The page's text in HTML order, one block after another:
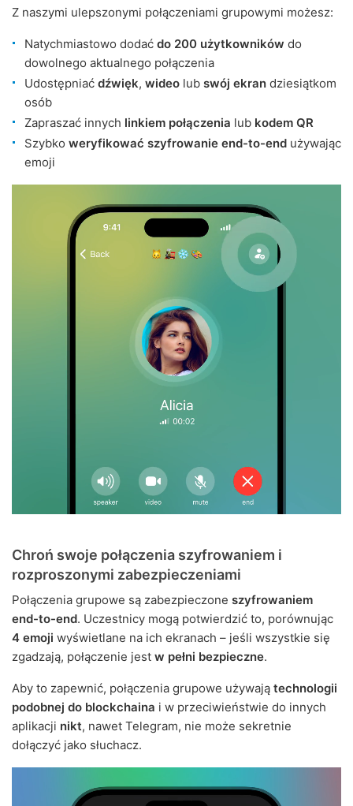
Z naszymi ulepszonymi połączeniami grupowymi możesz:
Natychmiastowo dodać do 200 użytkowników do
dowolnego aktualnego połączenia
Udostępniać dźwięk, wideo lub swój ekran dziesiątkom
osób
Zapraszać innych linkiem połączenia lub kodem QR
Szybko weryfikować szyfrowanie end-to-end używając
emoji
Chroń swoje połączenia szyfrowaniem i
rozproszonymi zabezpieczeniami
Połączenia grupowe są zabezpieczone szyfrowaniem
end-to-end. Uczestnicy mogą potwierdzić to, porównując
4 emoji wyświetlane na ich ekranach – jeśli wszystkie się
zgadzają, połączenie jest w pełni bezpieczne.
Aby to zapewnić, połączenia grupowe używają technologii
podobnej do blockchaina i w przeciwieństwie do innych
aplikacji nikt, nawet Telegram, nie może sekretnie
dołączyć jako słuchacz.